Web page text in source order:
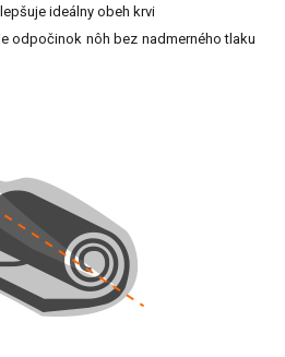
ideálny obeh krvi
odpočinok nôh bez nadmerného tlaku